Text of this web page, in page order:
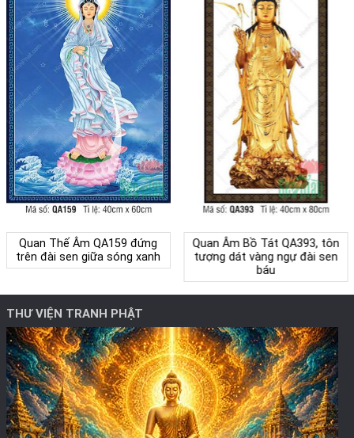
Quan Thế Âm QA159 đứng
trên đài sen giữa sóng xanh
Quan Âm Bồ Tát QA393, tôn
tượng dát vàng ngự đài sen
báu
THƯ VIỆN TRANH PHẬT